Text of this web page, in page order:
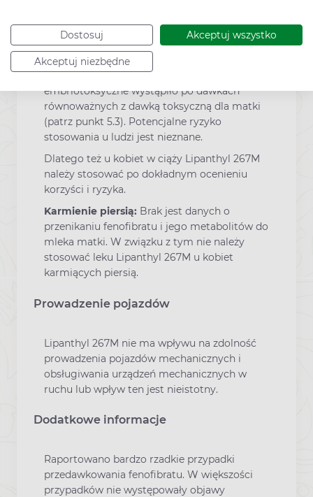
Dostosuj Akceptuj wszystko
Akceptuj niezbędne
Ciąża:Nie ma wystarczających danych
dotyczących stosowania fenofibratu u kobiet
w ciąży. Badania na zwierzętach nie wykazały
działania teratogennego. Działanie
embriotoksyczne wystąpiło po dawkach
równoważnych z dawką toksyczną dla matki
(patrz punkt 5.3). Potencjalne ryzyko
stosowania u ludzi jest nieznane.
Dlatego też u kobiet w ciąży Lipanthyl 267M
należy stosować po dokładnym ocenieniu
korzyści i ryzyka.
Karmienie piersią: Brak jest danych o
przenikaniu fenofibratu i jego metabolitów do
mleka matki. W związku z tym nie należy
stosować leku Lipanthyl 267M u kobiet
karmiących piersią.
Prowadzenie pojazdów
Lipanthyl 267M nie ma wpływu na zdolność
prowadzenia pojazdów mechanicznych i
obsługiwania urządzeń mechanicznych w
ruchu lub wpływ ten jest nieistotny.
Dodatkowe informacje
Raportowano bardzo rzadkie przypadki
przedawkowania fenofibratu. W większości
przypadków nie występowały objawy